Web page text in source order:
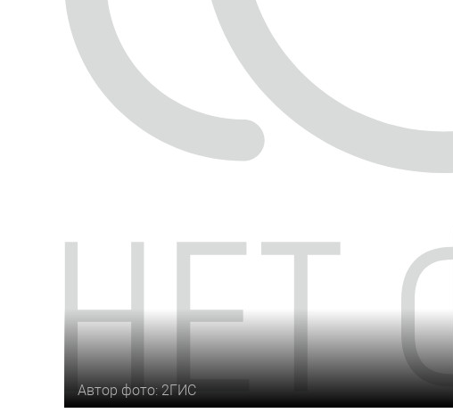
Автор фото: 2ГИС